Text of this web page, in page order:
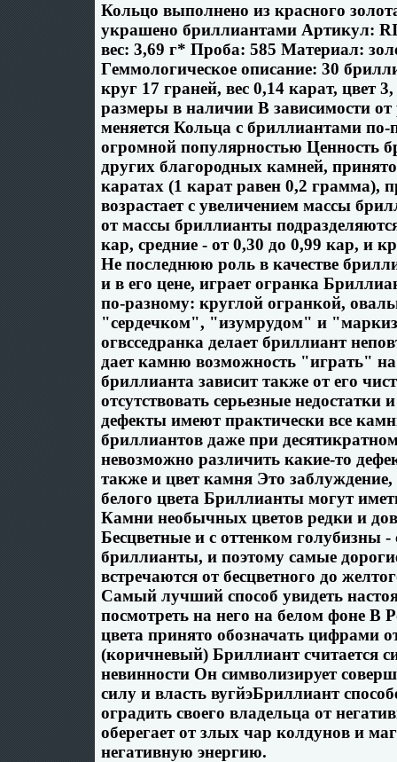
Кольцо выполнено из красного
украшено бриллиантами Артикул:
вес: 3,69 г* Проба: 585 Материал:
Гeммологическое описание: 30
круг 17 граней, вес 0,14 карат, цвет
размеры в наличии В зависимости от
меняется Кольца с бриллиантами
огромной популярностью Ценность
других благородных камней,
каратах (1 карат равен 0,2 грамма),
возрастает с увеличением массы
от массы бриллианты
кар, средние - от 0,30 до 0,99 кар, и
Не последнюю роль в качестве
и в его цене, играет огранка
по-разному: круглой огранкой,
"сердечком", "изумрудом" и
огвсседранка делает бриллиант
дает камню возможность "играть" на
бриллианта зависит также от его
отсутствовать серьезные
дефекты имеют практически все
бриллиантов даже при
невозможно различить какие-то
также и цвет камня Это
белого цвета Бриллианты могут
Камни необычных цветов редки и
Бесцветные и с оттенком голубизны -
бриллианты, и поэтому самые
встречаются от бесцветного до
Самый лучший способ увидеть
посмотреть на него на белом фоне В
цвета принято обозначать цифрами
(коричневый) Бриллиант считается
невинности Он символизирует
силу и власть вугйэБриллиант
оградить своего владельца от
оберегает от злых чар колдунов и
негативную энергию.